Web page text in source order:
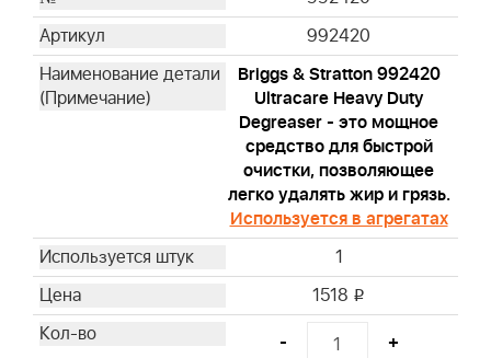
992420
Briggs & Stratton 992420
Ultracare Heavy Duty
Degreaser - это мощное
средство для быстрой
очистки, позволяющее
легко удалять жир и грязь.
Используется в агрегатах
1
1518 i
- +